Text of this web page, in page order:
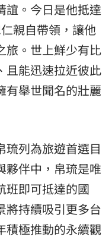
誼。今日是他抵達
親自帶領，讓他
旅。世上鮮少有比
且能迅速拉近彼此
有舉世聞名的壯麗
琉列為旅遊首選目
夥伴中，帛琉是唯
班即可抵達的國
將持續吸引更多台
積極推動的永續觀